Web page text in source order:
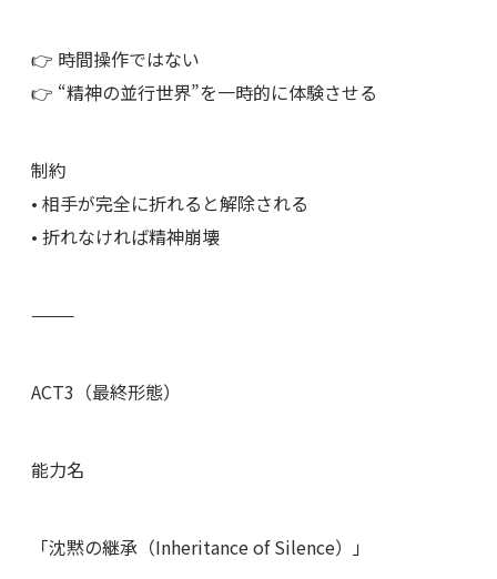
👉 時間操作ではない
👉 “精神の並行世界”を一時的に体験させる
制約
• 相手が完全に折れると解除される
• 折れなければ精神崩壊
⸻
ACT3（最終形態）
能力名
「沈黙の継承（Inheritance of Silence）」